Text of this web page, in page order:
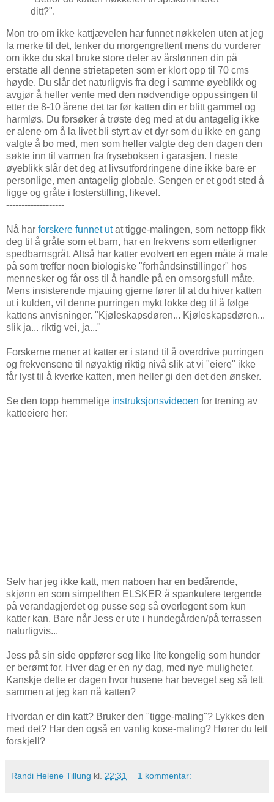
ditt?".
Mon tro om ikke kattjævelen har funnet nøkkelen uten at jeg
la merke til det, tenker du morgengrettent mens du vurderer
om ikke du skal bruke store deler av årslønnen din på
erstatte all denne strietapeten som er klort opp til 70 cms
høyde. Du slår det naturligvis fra deg i samme øyeblikk og
avgjør å heller vente med den nødvendige oppussingen til
etter de 8-10 årene det tar før katten din er blitt gammel og
harmløs. Du forsøker å trøste deg med at du antagelig ikke
er alene om å la livet bli styrt av et dyr som du ikke en gang
valgte å bo med, men som heller valgte deg den dagen den
søkte inn til varmen fra fryseboksen i garasjen. I neste
øyeblikk slår det deg at livsutfordringene dine ikke bare er
personlige, men antagelig globale. Sengen er et godt sted å
ligge og gråte i fosterstilling, likevel.
-------------------
Nå har forskere funnet utat tigge-malingen, som nettopp fikk
deg til å gråte som et barn, har en frekvens som etterligner
spedbarnsgråt. Altså har katter evolvert en egen måte å male
på som treffer noen biologiske "forhåndsinstillinger" hos
mennesker og får oss til å handle på en omsorgsfull måte.
Mens insisterende mjauing gjerne fører til at du hiver katten
ut i kulden, vil denne purringen mykt lokke deg til å følge
kattens anvisninger. "Kjøleskapsdøren... Kjøleskapsdøren...
slik ja... riktig vei, ja..."
Forskerne mener at katter er i stand til å overdrive purringen
og frekvensene til nøyaktig riktig nivå slik at vi "eiere" ikke
får lyst til å kverke katten, men heller gi den det den ønsker.
Se den topp hemmelige instruksjonsvideoen for trening av
katteeiere her:
Selv har jeg ikke katt, men naboen har en bedårende,
skjønn en som simpelthen ELSKER å spankulere tergende
på verandagjerdet og pusse seg så overlegent som kun
katter kan. Bare når Jess er ute i hundegården/på terrassen
naturligvis...
Jess på sin side oppfører seg like lite kongelig som hunder
er berømt for. Hver dag er en ny dag, med nye muligheter.
Kanskje dette er dagen hvor husene har beveget seg så tett
sammen at jeg kan nå katten?
Hvordan er din katt? Bruker den "tigge-maling"? Lykkes den
med det? Har den også en vanlig kose-maling? Hører du lett
forskjell?
Randi Helene Tillung kl. 22:31 1 kommentar: